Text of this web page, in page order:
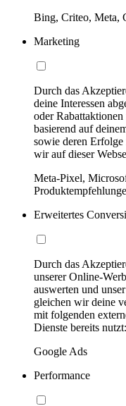
Bing, Criteo, Meta,
Marketing
Durch das
deine Interessen
oder
basierend auf
sowie deren
wir auf dieser
Meta-Pixel,
Erweitertes
Durch das
unserer Online-
auswerten und
gleichen wir deine
mit folgenden
Dienste bereits nutzt:
Google Ads
Performance